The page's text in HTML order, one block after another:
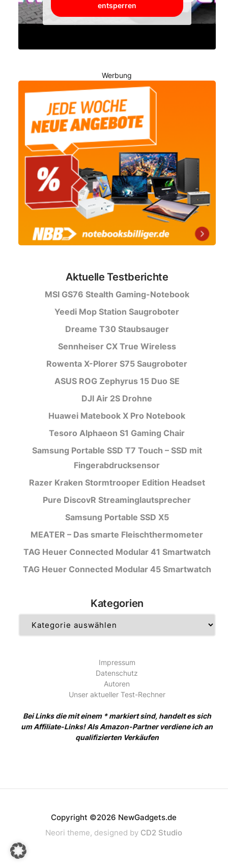
entsperren
Werbung
Aktuelle Testberichte
MSI GS76 Stealth Gaming-Notebook
Yeedi Mop Station Saugroboter
Dreame T30 Staubsauger
Sennheiser CX True Wireless
Rowenta X-Plorer S75 Saugroboter
ASUS ROG Zephyrus 15 Duo SE
DJI Air 2S Drohne
Huawei Matebook X Pro Notebook
Tesoro Alphaeon S1 Gaming Chair
Samsung Portable SSD T7 Touch – SSD mit
Fingerabdrucksensor
Razer Kraken Stormtrooper Edition Headset
Pure DiscovR Streaminglautsprecher
Samsung Portable SSD X5
MEATER – Das smarte Fleischthermometer
TAG Heuer Connected Modular 41 Smartwatch
TAG Heuer Connected Modular 45 Smartwatch
Kategorien
Impressum
Datenschutz
Autoren
Unser aktueller Test-Rechner
Bei Links die mit einem * markiert sind, handelt es sich
um Affiliate-Links! Als Amazon-Partner verdiene ich an
qualifizierten Verkäufen
Copyright ©2026 NewGadgets.de
Neori theme, designed by CD2 Studio